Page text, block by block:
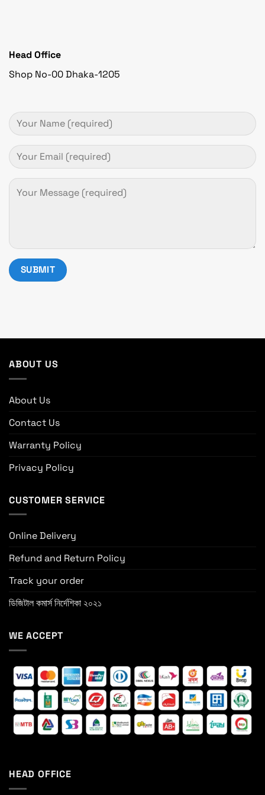
Head Office
Shop No-00 Dhaka-1205
ABOUT US
About Us
Contact Us
Warranty Policy
Privacy Policy
CUSTOMER SERVICE
Online Delivery
Refund and Return Policy
Track your order
ডিজিটাল কমার্স নির্দেশিকা ২০২১
WE ACCEPT
HEAD OFFICE